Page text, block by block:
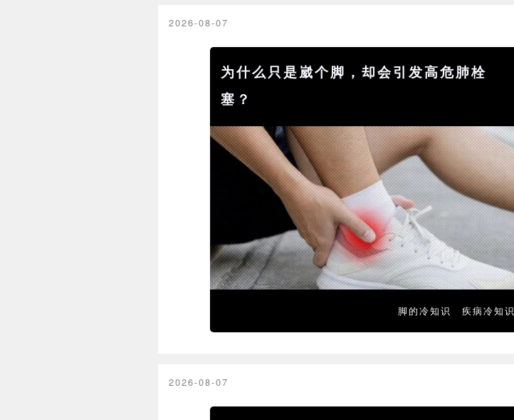
2026-08-07
为什么只是崴个脚，却会引发高危肺栓
塞？
脚的冷知识 疾病冷知识
2026-08-07